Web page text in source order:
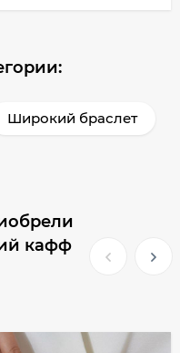
Широкий браслет
кафф